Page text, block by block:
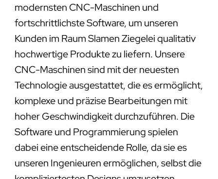
modernsten CNC-Maschinen und
fortschrittlichste Software, um unseren
Kunden im Raum Slamen Ziegelei qualitativ
hochwertige Produkte zu liefern. Unsere
CNC-Maschinen sind mit der neuesten
Technologie ausgestattet, die es ermöglicht,
komplexe und präzise Bearbeitungen mit
hoher Geschwindigkeit durchzuführen. Die
Software und Programmierung spielen
dabei eine entscheidende Rolle, da sie es
unseren Ingenieuren ermöglichen, selbst die